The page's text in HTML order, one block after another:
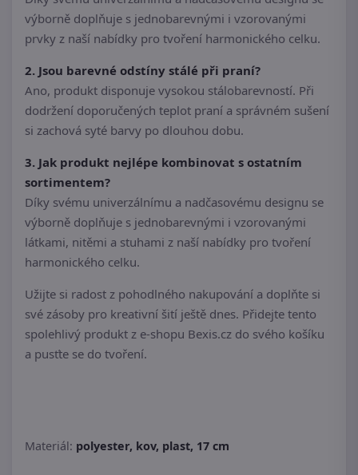
výborně doplňuje s jednobarevnými i vzorovanými
prvky z naší nabídky pro tvoření harmonického celku.
2. Jsou barevné odstíny stálé při praní?
Ano, produkt disponuje vysokou stálobarevností. Při
dodržení doporučených teplot praní a správném sušení
si zachová syté barvy po dlouhou dobu.
3. Jak produkt nejlépe kombinovat s ostatním
sortimentem?
Díky svému univerzálnímu a nadčasovému designu se
výborně doplňuje s jednobarevnými i vzorovanými
látkami, nitěmi a stuhami z naší nabídky pro tvoření
harmonického celku.
Užijte si radost z pohodlného nakupování a doplňte si
své zásoby pro kreativní šití ještě dnes. Přidejte tento
spolehlivý produkt z e-shopu Bexis.cz do svého košíku
a pusťte se do tvoření.
Materiál: polyester, kov, plast, 17 cm